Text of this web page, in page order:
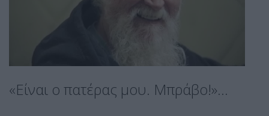
«Είναι ο πατέρας μου. Μπράβο!»...